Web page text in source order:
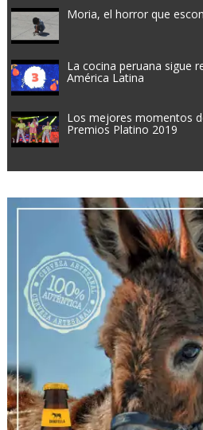
Moria, el horror que
La cocina peruana sigue
América Latina
Los mejores momentos
Premios Platino 2019